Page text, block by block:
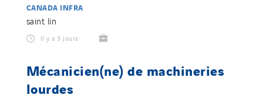
CANADA INFRA
saint lin
Il y a 3 jours
Mécanicien(ne) de machineries
lourdes